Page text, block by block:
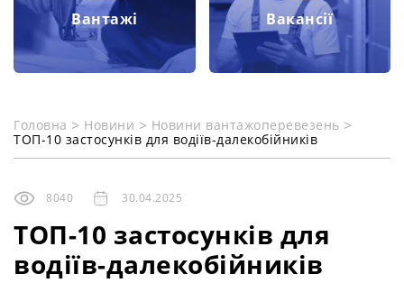
Вантажі Вакансії
Головна Новини
Новини вантажоперевезень
ТОП-10 застосунків для водіїв-далекобійників
8040 30.04.2025
ТОП-10 застосунків для
водіїв-далекобійників